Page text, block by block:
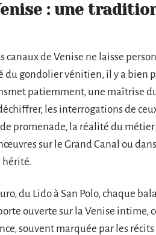
: une
canaux de Venise ne laisse
du gondolier vénitien, il y a bien
patiemment, une maîtrise
les interrogations de
promenade, la réalité du
sur le Grand Canal ou
hérité.
du Lido à San Polo, chaque
ouverte sur la Venise intime,
souvent marquée par les